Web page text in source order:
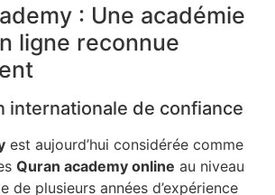
: Une académie
ligne reconnue
internationale de confiance
est aujourd’hui considérée comme
Quran academy online au niveau
de plusieurs années d’expérience